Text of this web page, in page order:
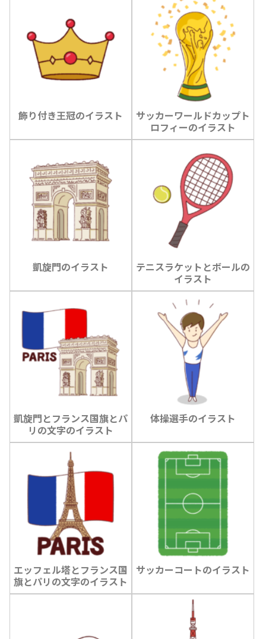
飾り付き王冠のイラスト
サッカーワールドカップト
ロフィーのイラスト
凱旋門のイラスト
テニスラケットとボールの
イラスト
凱旋門とフランス国旗とパ
リの文字のイラスト
体操選手のイラスト
エッフェル塔とフランス国
旗とパリの文字のイラスト
サッカーコートのイラスト